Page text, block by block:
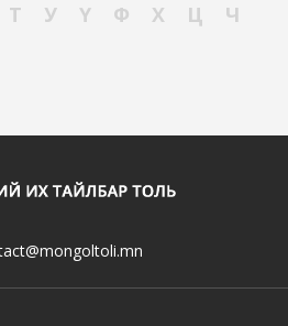
Т У Ү Ф Х Ц
Ч